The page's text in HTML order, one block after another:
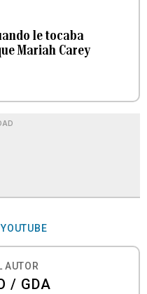
le tocaba
Mariah Carey
YOUTUBE
AUTOR
/ GDA